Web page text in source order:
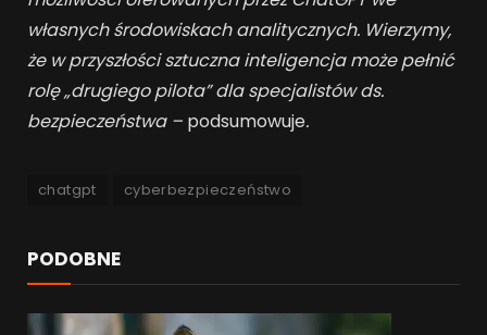
własnych środowiskach analitycznych. Wierzymy,
że w przyszłości sztuczna inteligencja może pełnić
rolę „drugiego pilota” dla specjalistów ds.
bezpieczeństwa – podsumowuje.
chatgpt cyberbezpieczeństwo
PODOBNE